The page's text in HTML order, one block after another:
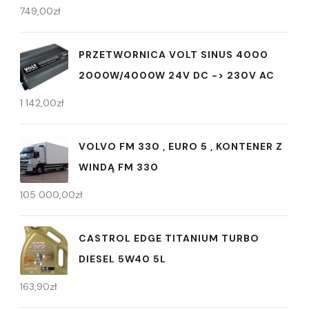
749,00zł
PRZETWORNICA VOLT SINUS 4000
2000W/4000W 24V DC -> 230V AC
1 142,00zł
VOLVO FM 330 , EURO 5 , KONTENER Z
WINDĄ FM 330
105 000,00zł
CASTROL EDGE TITANIUM TURBO
DIESEL 5W40 5L
163,90zł